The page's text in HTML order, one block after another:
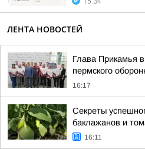
ЛЕНТА НОВОСТЕЙ
Глава Прикамья
пермского
16:17
Секреты
баклажанов и
16:11